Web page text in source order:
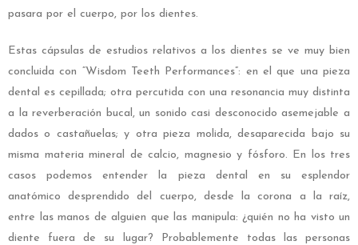
pasara por el cuerpo, por los dientes.
Estas cápsulas de estudios relativos a los dientes se ve muy bien
concluida con “Wisdom Teeth Performances”: en el que una pieza
dental es cepillada; otra percutida con una resonancia muy distinta
a la reverberación bucal, un sonido casi desconocido asemejable a
dados o castañuelas; y otra pieza molida, desaparecida bajo su
misma materia mineral de calcio, magnesio y fósforo. En los tres
casos podemos entender la pieza dental en su esplendor
anatómico desprendido del cuerpo, desde la corona a la raíz,
entre las manos de alguien que las manipula: ¿quién no ha visto un
diente fuera de su lugar? Probablemente todas las personas